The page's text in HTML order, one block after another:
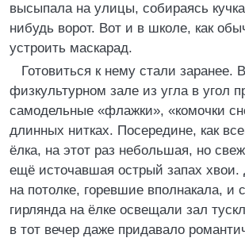
высыпала на улицы, собираясь
нибудь ворот. Вот и в школе, как
устроить маскарад.
Готовиться к нему стали заранее. В
физкультурном зале из угла в угол
самодельные «флажки», «комочки
длинных нитках. Посередине, как
ёлка, на этот раз небольшая, но
ещё источавшая острый запах хвои.
на потолке, горевшие вполнакала, и
гирлянда на ёлке освещали зал
в тот вечер даже придавало